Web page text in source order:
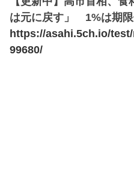
は元に戻す」 1%は期
https://asahi.5ch.io/
99680/